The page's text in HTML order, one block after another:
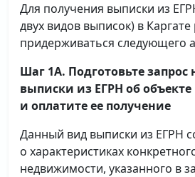
Для получения выписки из
двух видов выписок) в
придерживаться следующего
Шаг 1А. Подготовьте запрос
выписки из ЕГРН об
и оплатите ее получение
Данный вид выписки из ЕГРН
о характеристиках
недвижимости, указанного в